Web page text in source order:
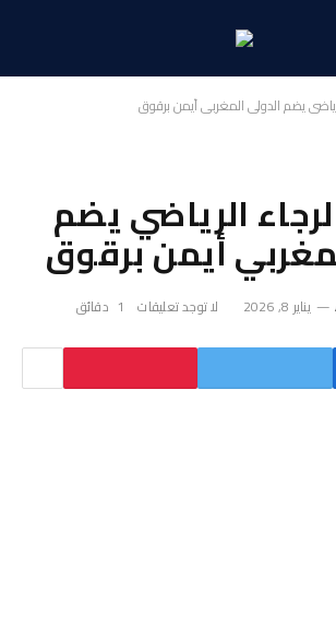
يضم الدولي المغربي أيمن برقوق
الرياضي يضم
أيمن برقوق
يناير 8, 2026 لا توجد تعليقات 1 دقائق